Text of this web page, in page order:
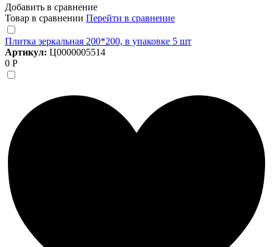
Добавить в сравнение
Товар в сравнении Перейти в сравнение
Плитка зеркальная 200*200, в упаковке 5 шт
Артикул: Ц0000005514
0 Р